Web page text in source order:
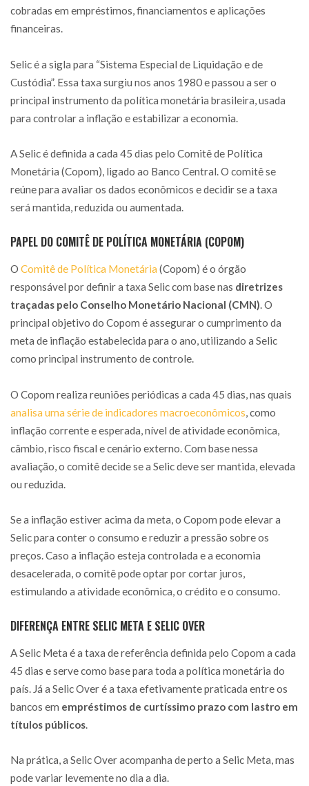
cobradas em empréstimos, financiamentos e aplicações
financeiras.
Selic é a sigla para “Sistema Especial de Liquidação e de
Custódia”. Essa taxa surgiu nos anos 1980 e passou a ser o
principal instrumento da política monetária brasileira, usada
para controlar a inflação e estabilizar a economia.
A Selic é definida a cada 45 dias pelo Comitê de Política
Monetária (Copom), ligado ao Banco Central. O comitê se
reúne para avaliar os dados econômicos e decidir se a taxa
será mantida, reduzida ou aumentada.
PAPEL DO COMITÊ DE POLÍTICA MONETÁRIA (COPOM)
O Comitê de Política Monetária (Copom) é o órgão
responsável por definir a taxa Selic com base nas diretrizes
traçadas pelo Conselho Monetário Nacional (CMN). O
principal objetivo do Copom é assegurar o cumprimento da
meta de inflação estabelecida para o ano, utilizando a Selic
como principal instrumento de controle.
O Copom realiza reuniões periódicas a cada 45 dias, nas quais
analisa uma série de indicadores macroeconômicos , como
inflação corrente e esperada, nível de atividade econômica,
câmbio, risco fiscal e cenário externo. Com base nessa
avaliação, o comitê decide se a Selic deve ser mantida, elevada
ou reduzida.
Se a inflação estiver acima da meta, o Copom pode elevar a
Selic para conter o consumo e reduzir a pressão sobre os
preços. Caso a inflação esteja controlada e a economia
desacelerada, o comitê pode optar por cortar juros,
estimulando a atividade econômica, o crédito e o consumo.
DIFERENÇA ENTRE SELIC META E SELIC OVER
A Selic Meta é a taxa de referência definida pelo Copom a cada
45 dias e serve como base para toda a política monetária do
país. Já a Selic Over é a taxa efetivamente praticada entre os
bancos em empréstimos de curtíssimo prazo com lastro em
títulos públicos.
Na prática, a Selic Over acompanha de perto a Selic Meta, mas
pode variar levemente no dia a dia.